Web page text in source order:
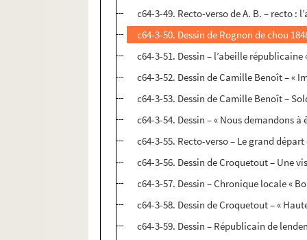
c64-3-49. Recto-verso de A. B. – recto
c64-3-50. Dessin de Rognon de chou
c64-3-51. Dessin – l’abeille
c64-3-52. Dessin de Camille Benoît – «
c64-3-53. Dessin de Camille Benoît –
c64-3-54. Dessin – « Nous demandons
c64-3-55. Recto-verso – Le grand
c64-3-56. Dessin de Croquetout – Une
c64-3-57. Dessin – Chronique locale «
c64-3-58. Dessin de Croquetout – «
c64-3-59. Dessin – Républicain de